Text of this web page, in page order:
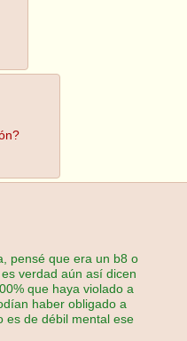
pensé que era un b8 o
verdad aún así dicen
que haya violado a
haber obligado a
es de débil mental ese